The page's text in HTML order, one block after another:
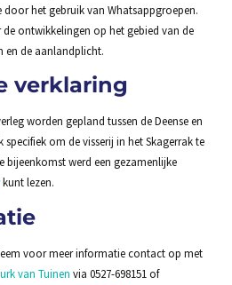
het gebruik van Whatsappgroepen.
de ontwikkelingen op het gebied van de
en de aanlandplicht.
verklaring
worden gepland tussen de Deense en
om de visserij in het Skagerrak te
bijeenkomst werd een gezamenlijke
kunt lezen.
voor meer informatie contact op met
van Tuinen via 0527-698151 of